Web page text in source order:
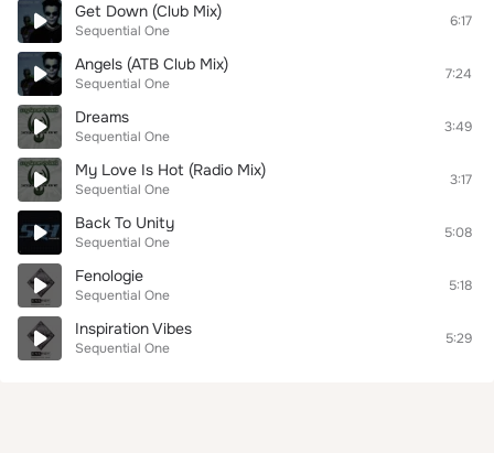
Get Down (Club Mix)
Sequential One
6:17
Angels (ATB Club Mix)
Sequential One
7:24
Dreams
Sequential One
3:49
My Love Is Hot (Radio Mix)
Sequential One
3:17
Back To Unity
Sequential One
5:08
Fenologie
Sequential One
5:18
Inspiration Vibes
Sequential One
5:29